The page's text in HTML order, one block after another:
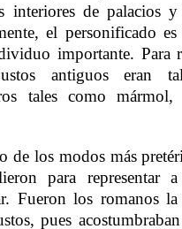
interiores de palacios
el personificado
importante. Para
antiguos eran
tales como
de los modos más
para representar
Fueron los romanos la
pues